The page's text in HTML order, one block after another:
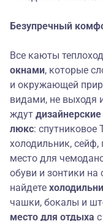
Безупречный
Все каюты
окнами, которые
и окружающей
видами, не выходя
ждут
люкс: спутниковое
холодильник,
место для
обуви и зонтики
найдете
чашки, бокалы и
место для отдыха